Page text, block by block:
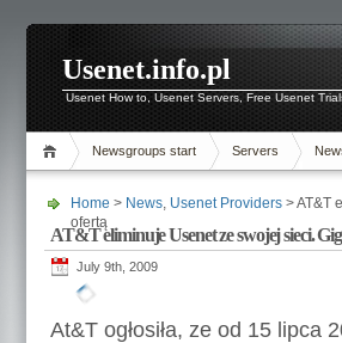
Usenet.info.pl
Usenet How to, Usenet Servers, Free Usenet
Newsgroups start Servers
Home > News, Usenet Providers > AT&T
ofertą
AT&T eliminuje Usenet ze swojej sieci.
July 9th, 2009
At&T ogłosiła, ze od 15 lipca